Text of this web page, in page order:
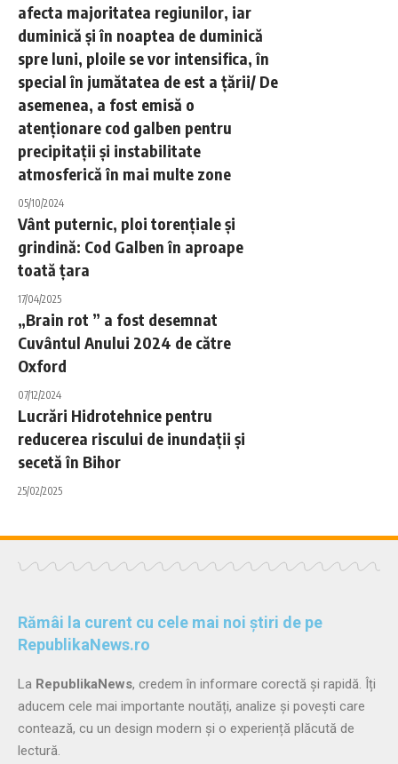
afecta majoritatea regiunilor, iar
duminică și în noaptea de duminică
spre luni, ploile se vor intensifica, în
special în jumătatea de est a țării/ De
asemenea, a fost emisă o
atenționare cod galben pentru
precipitații și instabilitate
atmosferică în mai multe zone
05/10/2024
Vânt puternic, ploi torențiale și
grindină: Cod Galben în aproape
toată țara
17/04/2025
„Brain rot ” a fost desemnat
Cuvântul Anului 2024 de către
Oxford
07/12/2024
Lucrări Hidrotehnice pentru
reducerea riscului de inundații și
secetă în Bihor
25/02/2025
Rămâi la curent cu cele mai noi știri de pe
RepublikaNews.ro
La RepublikaNews, credem în informare corectă și rapidă. Îți
aducem cele mai importante noutăți, analize și povești care
contează, cu un design modern și o experiență plăcută de
lectură.